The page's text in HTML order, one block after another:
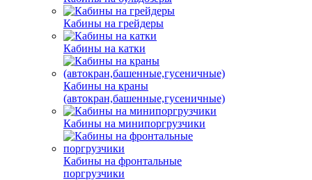
Кабины на грейдеры
Кабины на катки
Кабины на краны
(автокран,башенные,гусеничные)
Кабины на минипоргрузчики
Кабины на фронтальные
поргрузчики